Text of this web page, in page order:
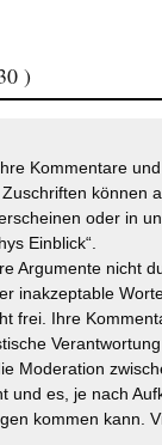
)
Kommentare
können
oder in
Einblick“.
Argumente nicht
inakzeptable
frei. Ihre
Moderation
und es, je nach
kommen kann.